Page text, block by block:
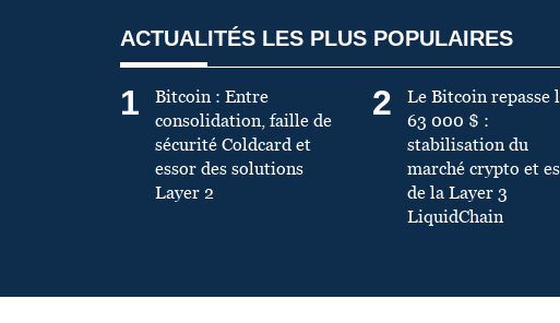
ACTUALITÉS LES PLUS POPULAIRES
1
Bitcoin : Entre
consolidation, faille de
sécurité Coldcard et
essor des solutions
Layer 2
2
Le Bitcoin repasse
63 000 $ :
stabilisation du
marché crypto et
de la Layer 3
LiquidChain